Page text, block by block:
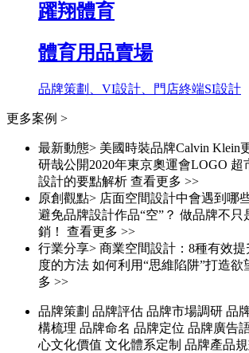
躍翔體育
體育用品賣場
品牌策劃、VI設計、門店終端SI設計
更多案例 >
最新動態> 美國時裝品牌Calvin Klein
研哉公開2020年東京奧運會LOGO 超
設計的要點解析 查看更多 >>
原創觀點> 店面空間設計中會遇到哪
避免品牌設計作品“空”？ 做品牌不只
銷！ 查看更多 >>
行業分享> 商業空間設計：8種有效
度的方法 如何利用“思維陷阱”打造欲
多 >>
品牌策劃 品牌評估 品牌市場調研 品
構梳理 品牌命名 品牌定位 品牌廣告
心文化價值 文化體系定制 品牌產品